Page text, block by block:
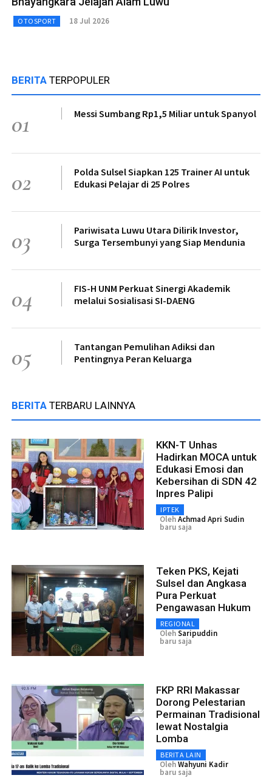
OTOSPORT 18 Jul 2026
BERITA TERPOPULER
01 Messi Sumbang Rp1,5 Miliar untuk Spanyol
02
Polda Sulsel Siapkan 125 Trainer AI untuk
Edukasi Pelajar di 25 Polres
03
Pariwisata Luwu Utara Dilirik Investor,
Surga Tersembunyi yang Siap Mendunia
04
FIS-H UNM Perkuat Sinergi Akademik
melalui Sosialisasi SI-DAENG
05
Tantangan Pemulihan Adiksi dan
Pentingnya Peran Keluarga
BERITA TERBARU LAINNYA
KKN-T Unhas
Hadirkan MOCA untuk
Edukasi Emosi dan
Kebersihan di SDN 42
Inpres Palipi
IPTEK
OlehAchmad Apri Sudin
baru saja
Teken PKS, Kejati
Sulsel dan Angkasa
Pura Perkuat
Pengawasan Hukum
REGIONAL
OlehSaripuddin
baru saja
FKP RRI Makassar
Dorong Pelestarian
Permainan Tradisional
lewat Nostalgia
Lomba
BERITA LAIN
OlehWahyuni Kadir
baru saja